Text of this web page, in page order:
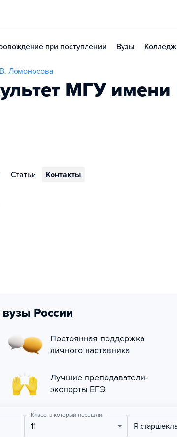
при поступлении Вузы
Ломоносова
МГУ
Статьи Контакты
России
Постоянная поддержка
личного наставника
Лучшие преподаватели-
эксперты ЕГЭ
Класс, в который перешли
11 Я